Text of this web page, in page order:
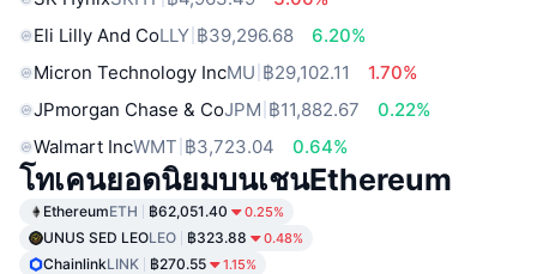
Eli Lilly And CoLLY ฿39,296.68
6.20%
Micron Technology IncMU ฿29,102.11
1.70%
JPmorgan Chase & CoJPM ฿11,882.67
0.22%
Walmart IncWMT ฿3,723.04 0.64%
โทเคนยอดนิยมบนเชนEthereum
EthereumETH ฿62,051.40 0.25%
UNUS SED LEOLEO ฿323.88 0.48%
ChainlinkLINK ฿270.55 1.15%